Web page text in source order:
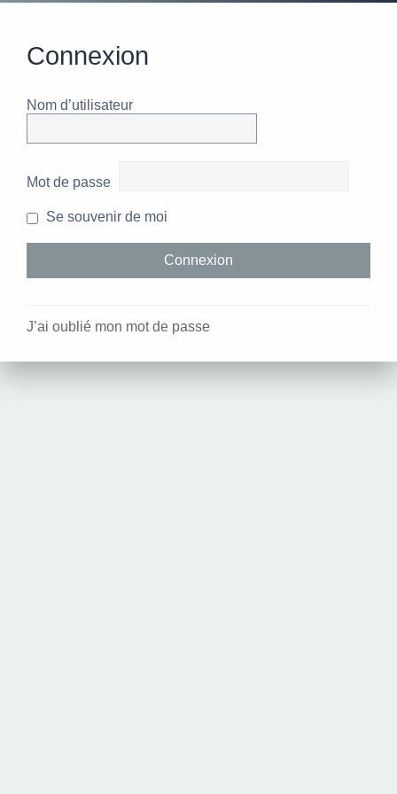
Connexion
Nom d’utilisateur
Mot de passe
Se souvenir de moi
J’ai oublié mon mot de passe